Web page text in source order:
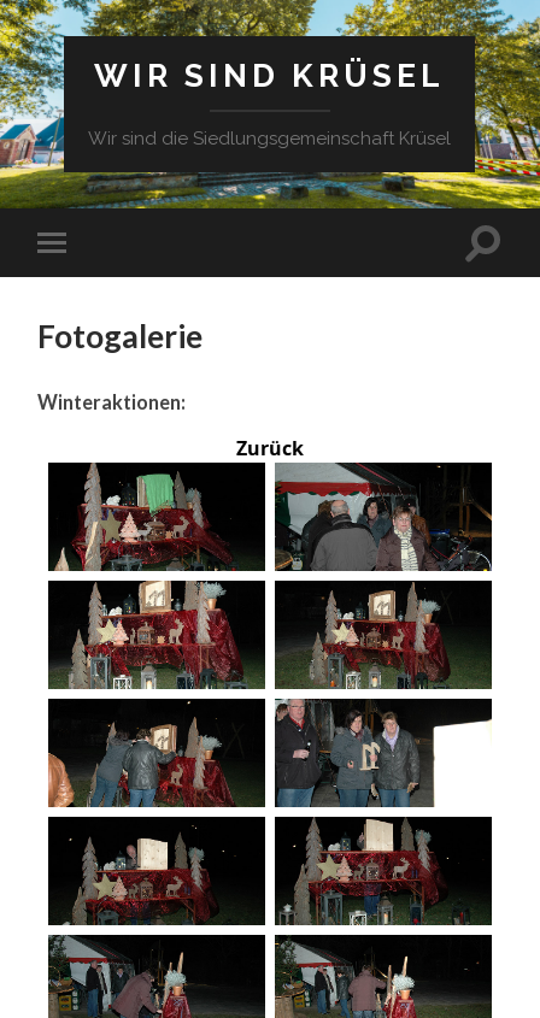
WIR SIND KRÜSEL
Wir sind die Siedlungsgemeinschaft Krüsel
Fotogalerie
Winteraktionen:
Zurück